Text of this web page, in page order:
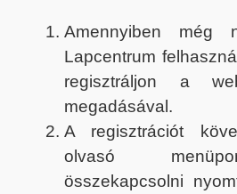
Amennyiben még
Lapcentrum
regisztráljon a
megadásával.
A regisztrációt
olvasó
összekapcsolni